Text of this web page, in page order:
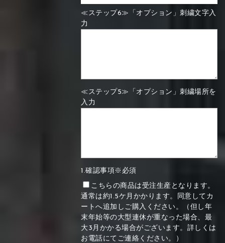
≪ステップ6≫「オプション」刺繍文字入
力
≪ステップ5≫「オプション」刺繍場所を
入力
1.確認事項※必須
こちらの商品は受注生産となります。
通常は約1.5ケ月かかります。同意してカ
ートへ追加しご購入ください。（但し年
末年始等の大型連休が重なった場合、最
大3月かかる場合がございます。詳しくは
お電話にてご連絡ください。）